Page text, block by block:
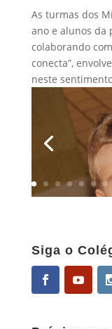
As turmas dos
ano e alunos da
colaborando
conecta”,
neste
Siga o